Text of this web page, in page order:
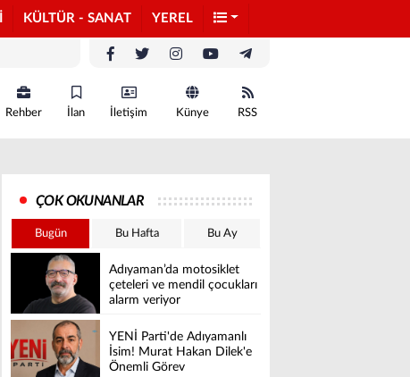
KÜLTÜR - SANAT YEREL
Rehber İlan İletişim Künye RSS
ÇOK OKUNANLAR
Bugün Bu Hafta Bu Ay
Adıyaman’da motosiklet
çeteleri ve mendil çocukları
alarm veriyor
YENİ Parti'de Adıyamanlı
İsim! Murat Hakan Dilek'e
Önemli Görev